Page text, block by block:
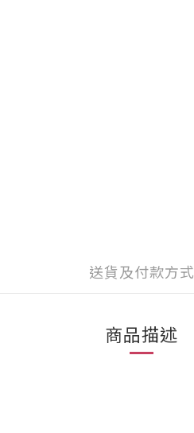
送貨及付款方式
商品描述